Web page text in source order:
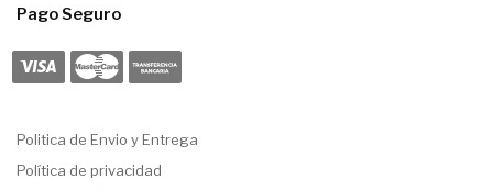
Pago Seguro
Politica de Envio y Entrega
Política de privacidad